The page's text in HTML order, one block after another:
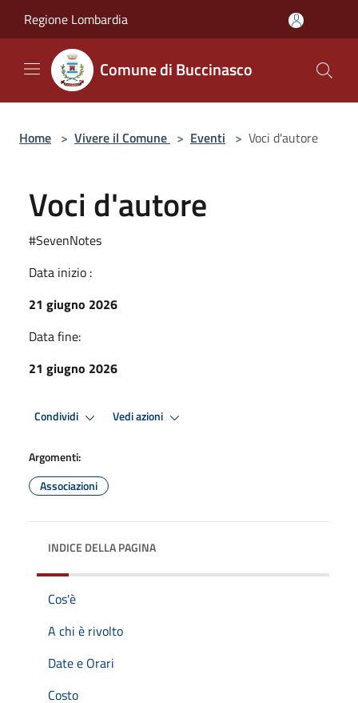
Regione Lombardia
Comune di Buccinasco
Home > Vivere il Comune > Eventi > Voci d'autore
Voci d'autore
#SevenNotes
Data inizio :
21 giugno 2026
Data fine:
21 giugno 2026
Condividi Vedi azioni
Argomenti:
Associazioni
INDICE DELLA PAGINA
Cos'è
A chi è rivolto
Date e Orari
Costo